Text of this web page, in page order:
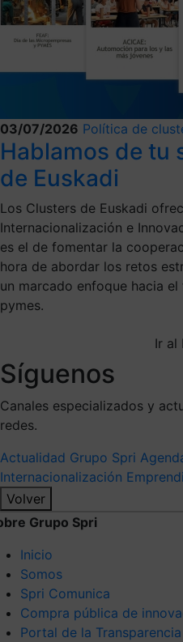
03/07/2026 Política de
Hablamos de tu
de Euskadi
Los Clusters de Euskadi
Internacionalización e
es el de fomentar la
hora de abordar los retos
un marcado enfoque hacia
pymes.
Ir al
Síguenos
Canales especializados y
redes.
Actualidad Grupo Spri
Internacionalización
Volver
Grupo Spri
Inicio
Somos
Spri Comunica
Compra pública de
Portal de la Transparencia